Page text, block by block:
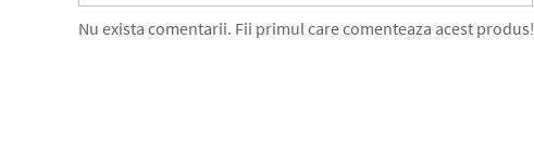
Nu exista comentarii. Fii primul care comenteaza acest produs!